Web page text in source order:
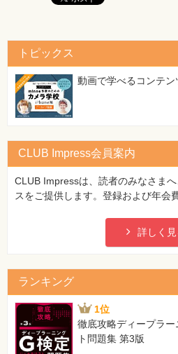
トピックス
動画で学べるコンテン
CLUB Impress会員案内
CLUB Impressは、読者のみなさま
スをご提供します。登録および年会
詳しく見
ランキング
1位
徹底攻略ディープラ
ト問題集 第3版